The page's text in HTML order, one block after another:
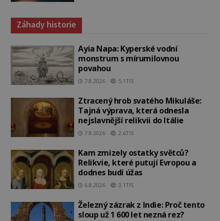
Záhady historie
Ayia Napa: Kyperské vodní
monstrum s mírumilovnou
povahou
7.8.2026 5.1TIS
Ztracený hrob svatého Mikuláše:
Tajná výprava, která odnesla
nejslavnější relikvii do Itálie
7.8.2026 2.6TIS
Kam zmizely ostatky světců?
Relikvie, které putují Evropou a
dodnes budí úžas
6.8.2026 3.1TIS
Železný zázrak z Indie: Proč tento
sloup už 1 600 let nezná rez?